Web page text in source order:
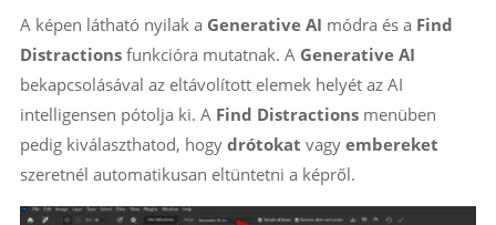
A képen látható nyilak a Generative AI módra és a Find
Distractionsfunkcióra mutatnak. A Generative AI
bekapcsolásával az eltávolított elemek helyét az AI
intelligensen pótolja ki. A Find Distractionsmenüben
pedig kiválaszthatod, hogy drótokat vagy embereket
szeretnél automatikusan eltüntetni a képről.